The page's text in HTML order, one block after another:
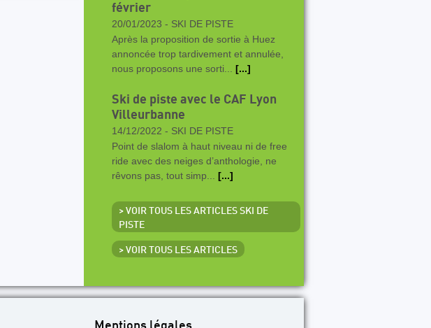
février
20/01/2023 - SKI DE PISTE
Après la proposition de sortie à Huez
annoncée trop tardivement et annulée,
nous proposons une sorti... [...]
Ski de piste avec le CAF Lyon
Villeurbanne
14/12/2022 - SKI DE PISTE
Point de slalom à haut niveau ni de free
ride avec des neiges d’anthologie, ne
rêvons pas, tout simp... [...]
> VOIR TOUS LES ARTICLES SKI DE
PISTE
> VOIR TOUS LES ARTICLES